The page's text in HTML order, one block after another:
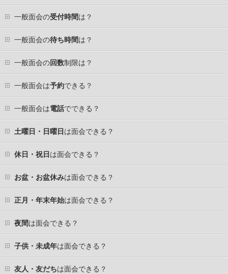
一般面会の受付時間は？
一般面会の待ち時間は？
一般面会の回数制限は？
一般面会は予約できる？
一般面会は電話でできる？
土曜日・日曜日 は面会できる？
休日・祝日 は面会できる？
お盆・お盆休みは面会できる？
正月・年末年始は面会できる？
夜間は面会できる？
子供・未成年は面会できる？
友人・友だちは面会できる？